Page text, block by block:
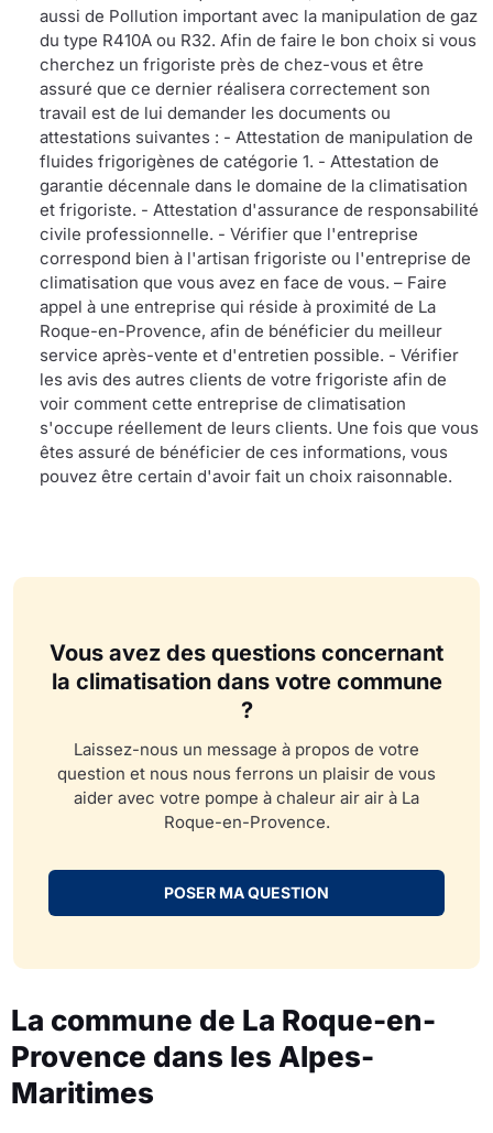
aussi de Pollution important avec la manipulation de gaz
du type R410A ou R32. Afin de faire le bon choix si vous
cherchez un frigoriste près de chez-vous et être
assuré que ce dernier réalisera correctement son
travail est de lui demander les documents ou
attestations suivantes : - Attestation de manipulation de
fluides frigorigènes de catégorie 1. - Attestation de
garantie décennale dans le domaine de la climatisation
et frigoriste. - Attestation d'assurance de responsabilité
civile professionnelle. - Vérifier que l'entreprise
correspond bien à l'artisan frigoriste ou l'entreprise de
climatisation que vous avez en face de vous. – Faire
appel à une entreprise qui réside à proximité de La
Roque-en-Provence, afin de bénéficier du meilleur
service après-vente et d'entretien possible. - Vérifier
les avis des autres clients de votre frigoriste afin de
voir comment cette entreprise de climatisation
s'occupe réellement de leurs clients. Une fois que vous
êtes assuré de bénéficier de ces informations, vous
pouvez être certain d'avoir fait un choix raisonnable.
Vous avez des questions concernant
la climatisation dans votre commune
?
Laissez-nous un message à propos de votre
question et nous nous ferrons un plaisir de vous
aider avec votre pompe à chaleur air air à La
Roque-en-Provence.
POSER MA QUESTION
La commune de La Roque-en-
Provence dans les Alpes-
Maritimes